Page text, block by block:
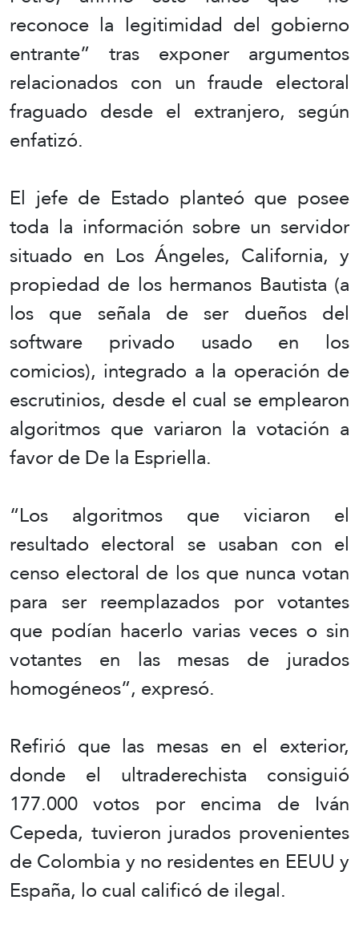
reconoce la legitimidad del gobierno
entrante” tras exponer argumentos
relacionados con un fraude electoral
fraguado desde el extranjero, según
enfatizó.
El jefe de Estado planteó que posee
toda la información sobre un servidor
situado en Los Ángeles, California, y
propiedad de los hermanos Bautista (a
los que señala de ser dueños del
software privado usado en los
comicios), integrado a la operación de
escrutinios, desde el cual se emplearon
algoritmos que variaron la votación a
favor de De la Espriella.
“Los algoritmos que viciaron el
resultado electoral se usaban con el
censo electoral de los que nunca votan
para ser reemplazados por votantes
que podían hacerlo varias veces o sin
votantes en las mesas de jurados
homogéneos”, expresó.
Refirió que las mesas en el exterior,
donde el ultraderechista consiguió
177.000 votos por encima de Iván
Cepeda, tuvieron jurados provenientes
de Colombia y no residentes en EEUU y
España, lo cual calificó de ilegal.